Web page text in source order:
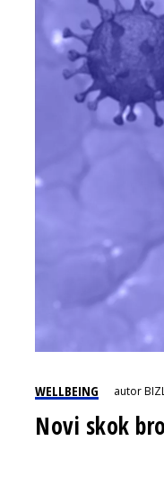
WELLBEING autor
Novi skok